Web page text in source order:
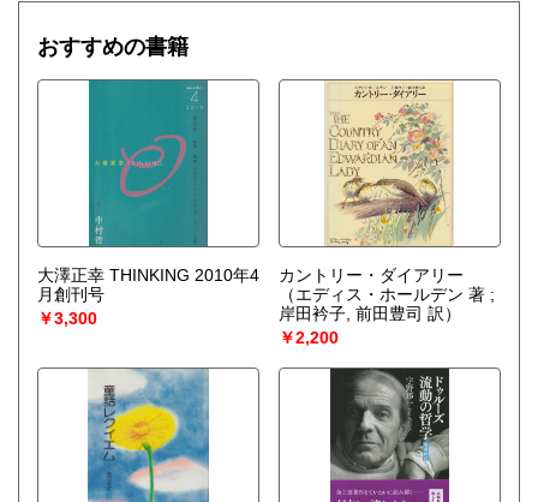
おすすめの書籍
大澤正幸 THINKING 2010年4
月創刊号
￥3,300
カントリー・ダイアリー
（エディス・ホールデン 著 ;
岸田衿子, 前田豊司 訳）
￥2,200